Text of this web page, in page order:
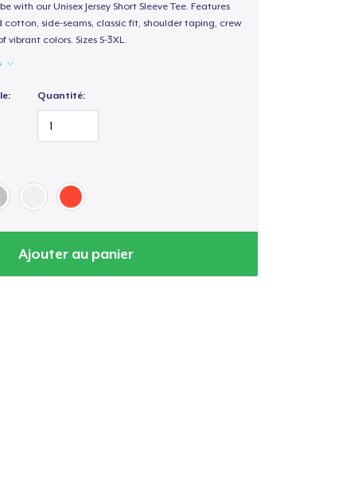
with our Unisex Jersey Short Sleeve Tee. Features
cotton, side-seams, classic fit, shoulder taping, crew
vibrant colors. Sizes S-3XL.
Quantité:
Ajouter au panier